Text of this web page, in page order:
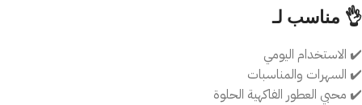
👌 مناسب لـ
✔️ الاستخدام اليومي
✔️ السهرات والمناسبات
✔️ محبي العطور الفاكهية الحلوة